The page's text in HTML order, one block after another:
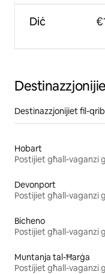
Diċ
Destinazzjonijiet fil-qrib
Hobart
Devonport
Bicheno
Muntanja tal-Ħarġa